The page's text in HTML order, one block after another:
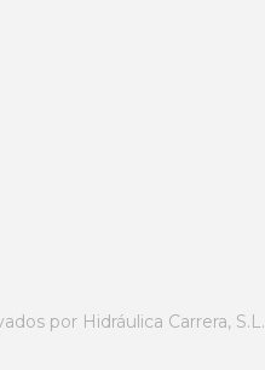
por Hidráulica Carrera, S.L.